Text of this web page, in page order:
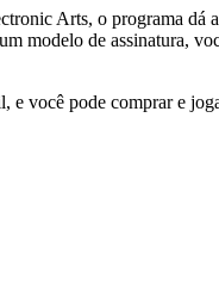
Arts, o programa dá
modelo de assinatura,
você pode comprar e